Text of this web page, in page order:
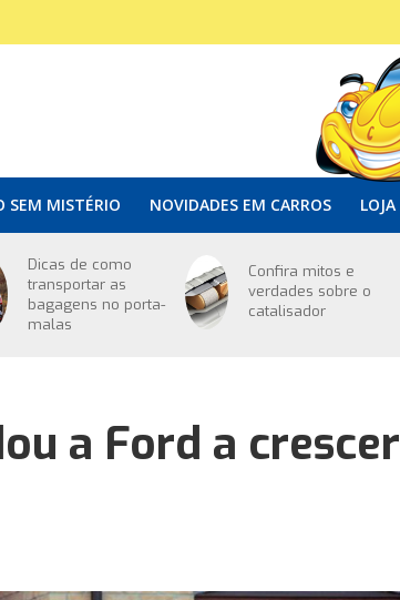
SEM MISTÉRIO NOVIDADES EM CARROS LOJA
Dicas de como
transportar as
bagagens no porta-
malas
Confira mitos e
verdades sobre o
catalisador
a Ford a crescer